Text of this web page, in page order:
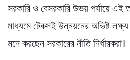
সরকারি ও বেসরকারি উভয় পর্যায়ে এই
মাধ্যমে টেকসই উন্নয়নের অভিষ্ট
মনে করছেন সরকারের নীতি-নির্ধারকরা।